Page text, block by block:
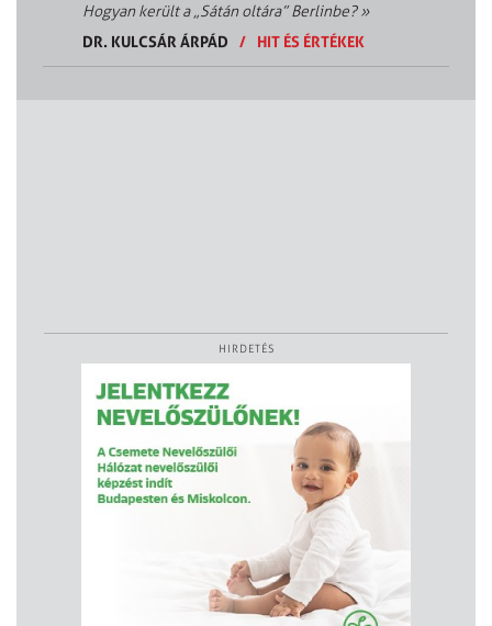
Hogyan került a „Sátán oltára” Berlinbe?»
DR. KULCSÁR ÁRPÁD
/ HIT ÉS ÉRTÉKEK
HIRDETÉS